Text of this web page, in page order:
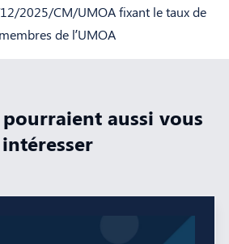
2025/CM/UMOA fixant le taux de
de l’UMOA
aussi vous
intéresser